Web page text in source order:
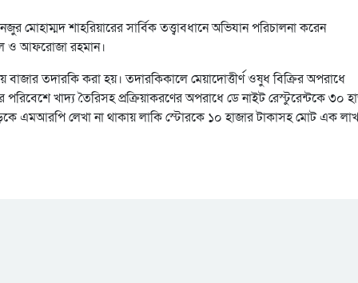
মোহাম্মদ শাহরিয়ারের সার্বিক তত্ত্বাবধানে অভিযান পরিচালনা করেন
ও আফরোজা রহমান।
তদারকি করা হয়। তদারকিকালে মেয়াদোত্তীর্ণ ওষুধ বিক্রির অপরাধে
পরিবেশে খাদ্য তৈরিসহ প্রক্রিয়াকরণের অপরাধে ডে নাইট রেস্টুরেন্টকে ৩০
এমআরপি লেখা না থাকায় লাকি স্টোরকে ১০ হাজার টাকাসহ মোট এক